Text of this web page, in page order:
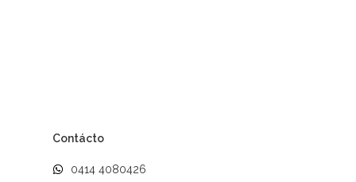
Contácto
0414 4080426